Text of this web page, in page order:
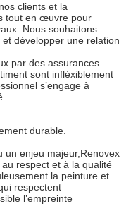
clients et la
tout en œuvre pour
.Nous souhaitons
développer une relation
par des assurances
sont infléxiblement
s’engage à
durable.
un enjeu majeur,Renovex
respect et à la qualité
la peinture et
respectent
l’empreinte